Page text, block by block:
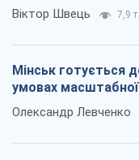
Віктор Швець 7,9 т.
Мінськ готується
умовах масштабної
Олександр Левченко